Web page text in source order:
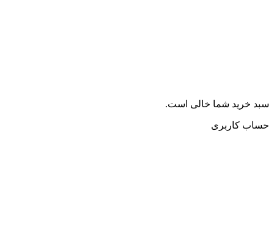
سبد خرید شما خالی است.
حساب کاربری